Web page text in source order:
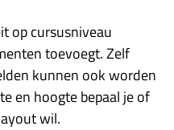
op cursusniveau
toevoegt. Zelf
kunnen ook worden
en hoogte bepaal je of
wil.